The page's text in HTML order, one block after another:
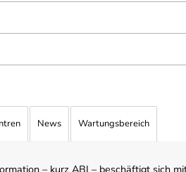
News Wartungsbereich